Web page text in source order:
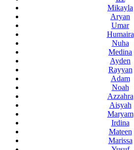
Mikayla
Aryan
Umar
Humaira
Nuha
Medina
Ayden
Rayyan
Adam
Noah
Azzahra
Aisyah
Maryam
Irdina
Mateen
Marissa